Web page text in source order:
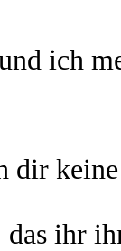
ich
dir
ihr